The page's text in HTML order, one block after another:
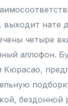
выходит
четыре
аллофон.
бездонной